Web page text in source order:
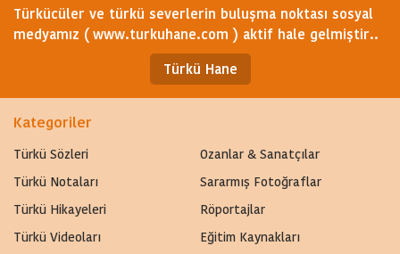
Türkücüler ve türkü severlerin buluşma noktası sosyal
medyamız ( www.turkuhane.com ) aktif hale gelmiştir..
Türkü Hane
Kategoriler
Türkü Sözleri
Ozanlar & Sanatçılar
Türkü Notaları
Sararmış Fotoğraflar
Türkü Hikayeleri
Röportajlar
Türkü Videoları
Eğitim Kaynakları